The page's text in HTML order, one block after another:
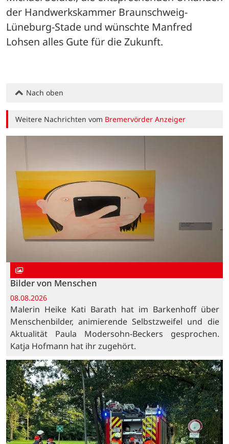
der Handwerkskammer Braunschweig-
Lüneburg-Stade und wünschte Manfred
Lohsen alles Gute für die Zukunft.
Nach oben
Weitere Nachrichten vom Bremervörder Anzeiger
Bilder von Menschen
08.08.2026
Malerin Heike Kati Barath hat im Barkenhoff über
Menschenbilder, animierende Selbstzweifel und die
Aktualität Paula Modersohn-Beckers gesprochen.
Katja Hofmann hat ihr zugehört.